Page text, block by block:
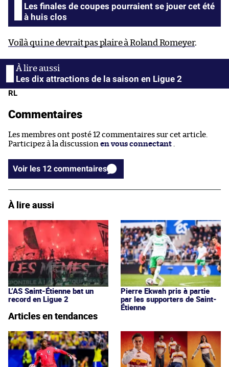
Les finales de coupes pourraient se jouer cet été
à huis clos
Voilà qui ne devrait pas plaire à Roland Romeyer.
Les dix attractions de la saison en Ligue 2
RL
Commentaires
Les membres ont posté 12 commentaires sur cet article.
Participez à la discussion en vous connectant
Voir les 12 commentaires
À lire aussi
L’AS Saint-Étienne bat un
record en Ligue 2
Pierre Ekwah pris à partie
par les supporters de Saint-
Étienne
Articles en tendances